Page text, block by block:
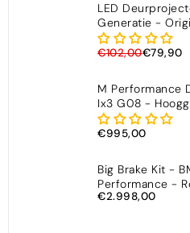
LED
Generatie -
€102,00€79,90
M Performance
Ix3 G08 -
| 51192464329
€995,00
Big Brake Kit -
Performance -
€2.998,00